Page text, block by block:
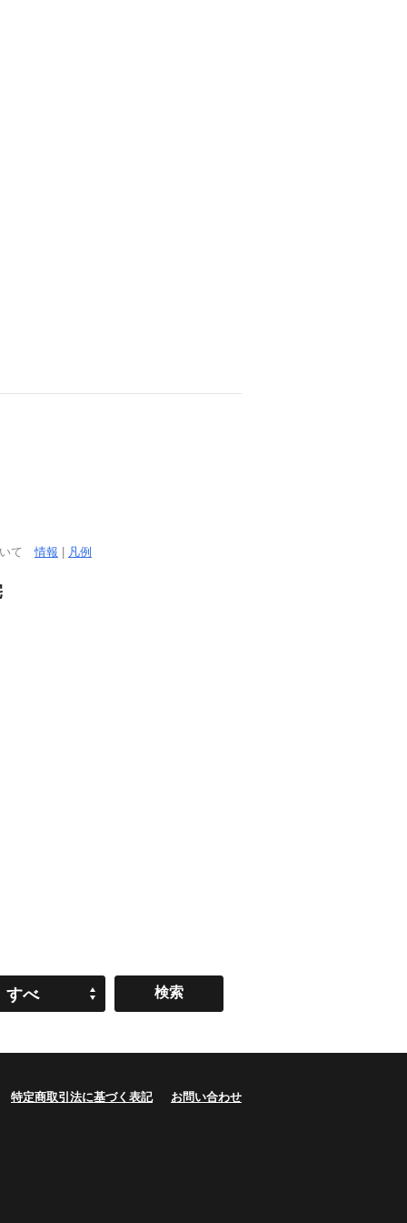
いて情報 | 凡例
すべ
特定商取引法に基づく表記 お問い合わせ